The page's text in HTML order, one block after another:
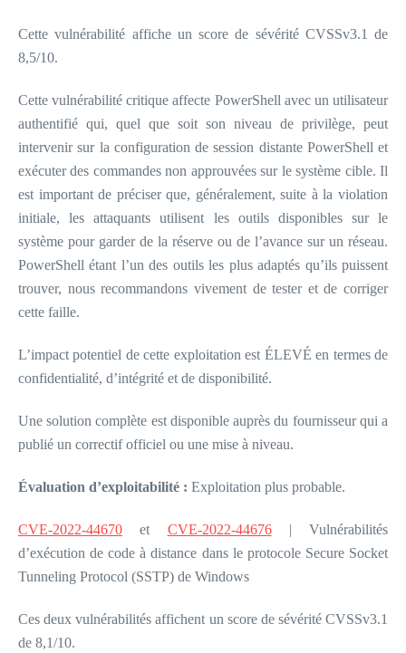
Cette vulnérabilité affiche un score de sévérité CVSSv3.1 de
8,5/10.
Cette vulnérabilité critique affecte PowerShell avec un utilisateur
authentifié qui, quel que soit son niveau de privilège, peut
intervenir sur la configuration de session distante PowerShell et
exécuter des commandes non approuvées sur le système cible. Il
est important de préciser que, généralement, suite à la violation
initiale, les attaquants utilisent les outils disponibles sur le
système pour garder de la réserve ou de l’avance sur un réseau.
PowerShell étant l’un des outils les plus adaptés qu’ils puissent
trouver, nous recommandons vivement de tester et de corriger
cette faille.
L’impact potentiel de cette exploitation est ÉLEVÉ en termes de
confidentialité, d’intégrité et de disponibilité.
Une solution complète est disponible auprès du fournisseur qui a
publié un correctif officiel ou une mise à niveau.
Évaluation d’exploitabilité : Exploitation plus probable.
CVE-2022-44670 et CVE-2022-44676| Vulnérabilités
d’exécution de code à distance dans le protocole Secure Socket
Tunneling Protocol (SSTP) de Windows
Ces deux vulnérabilités affichent un score de sévérité CVSSv3.1
de 8,1/10.